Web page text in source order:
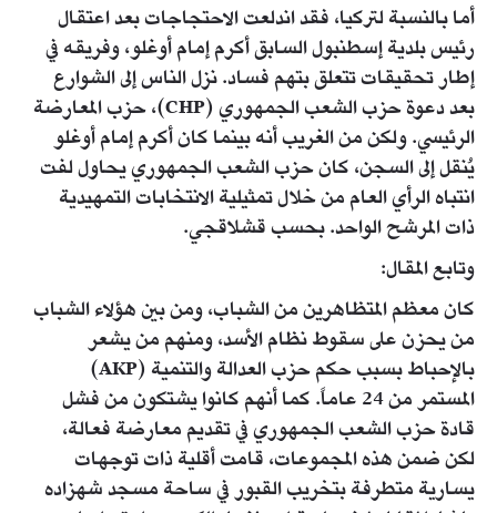
أما بالنسبة لتركيا، فقد اندلعت الاحتجاجات بعد اعتقال
رئيس بلدية إسطنبول السابق أكرم إمام أوغلو، وفريقه في
إطار تحقيقات تتعلق بتهم فساد. نزل الناس إلى الشوارع
بعد دعوة حزب الشعب الجمهوري (CHP)، حزب المعارضة
الرئيسي. ولكن من الغريب أنه بينما كان أكرم إمام أوغلو
يُنقل إلى السجن، كان حزب الشعب الجمهوري يحاول لفت
انتباه الرأي العام من خلال تمثيلية الانتخابات التمهيدية
ذات المرشح الواحد. بحسب قشلاقجي.
وتابع المقال:
كان معظم المتظاهرين من الشباب، ومن بين هؤلاء الشباب
من يحزن على سقوط نظام الأسد، ومنهم من يشعر
بالإحباط بسبب حكم حزب العدالة والتنمية (AKP)
المستمر من 24 عاماً. كما أنهم كانوا يشتكون من فشل
قادة حزب الشعب الجمهوري في تقديم معارضة فعالة،
لكن ضمن هذه المجموعات، قامت أقلية ذات توجهات
يسارية متطرفة بتخريب القبور في ساحة مسجد شهزاده